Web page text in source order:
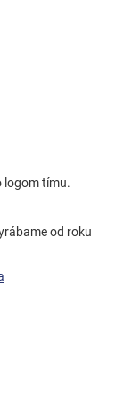
logom tímu.
od roku